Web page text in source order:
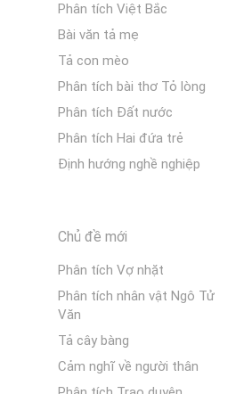
Phân tích Việt Bắc
Bài văn tả mẹ
Tả con mèo
Phân tích bài thơ Tỏ lòng
Phân tích Đất nước
Phân tích Hai đứa trẻ
Định hướng nghề nghiệp
Chủ đề mới
Phân tích Vợ nhặt
Phân tích nhân vật Ngô Tử
Văn
Tả cây bàng
Cảm nghĩ về người thân